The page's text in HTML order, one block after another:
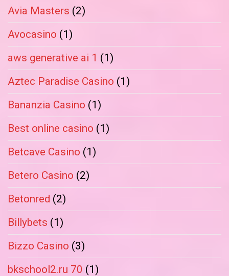
Avia Masters (2)
Avocasino (1)
aws generative ai 1 (1)
Aztec Paradise Casino (1)
Bananzia Casino (1)
Best online casino (1)
Betcave Casino (1)
Betero Casino (2)
Betonred (2)
Billybets (1)
Bizzo Casino (3)
bkschool2.ru 70 (1)